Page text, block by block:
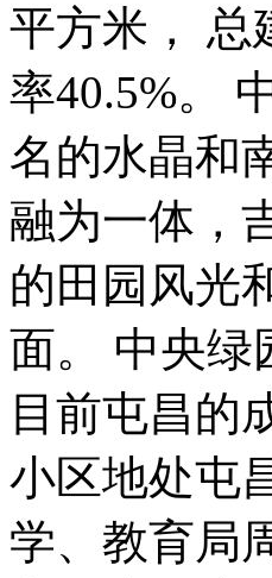
平方米， 总
率40.5%。
名的水晶和
融为一体，
的田园风光
面。 中央绿
目前屯昌的
小区地处屯
学、教育局